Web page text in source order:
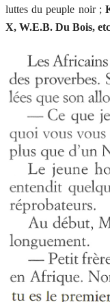
luttes du peuple noir ;
X, W.E.B. Du Bois, etc